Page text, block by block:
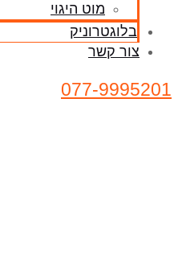
מוט היגוי
בלוגטרוניק
צור קשר
077-9995201